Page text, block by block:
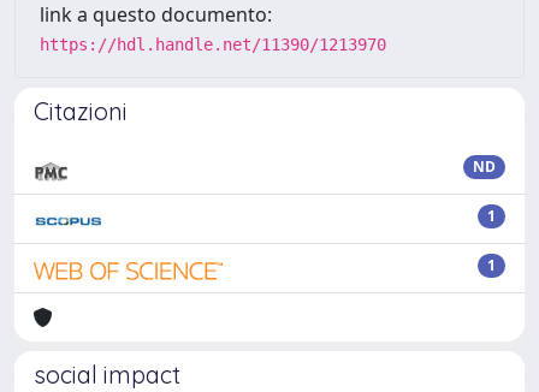
link a questo documento:
https://hdl.handle.net/11390/1213970
Citazioni
ND
1
1
social impact